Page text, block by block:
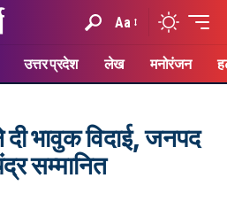
Aa
उत्तर प्रदेश लेख मनोरंजन
दी भावुक विदाई, जनपद
सम्मानित